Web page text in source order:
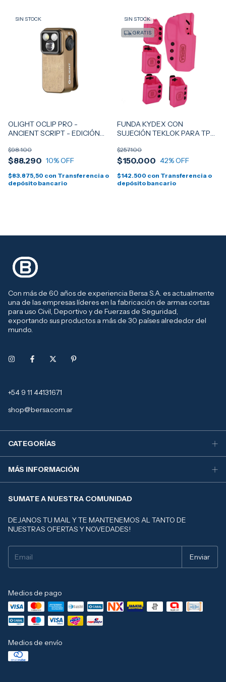
SIN STOCK
OLIGHT OCLIP PRO -
ANCIENT SCRIPT - EDICIÓN
$88.290
$98.100
10% OFF
$83.875,50 con Transferencia o
depósito bancario
SIN STOCK
GRATIS
FUNDA KYDEX CON
SUJECIÓN TEKLOK PARA TPR
TPR T - BUBBLE GUM PINK (
EDICIÓN LIMITADA )
$150.000
$257.100
42% OFF
$142.500 con Transferencia o
depósito bancario
Con más de 60 años de experiencia Bersa S.A. es actualmente
una de las empresas líderes en la fabricación de armas cortas
para uso Civil, Deportivo y de Fuerzas de Seguridad,
exportando sus productos a más de 30 países alrededor del
mundo.
+54 9 11 44131671
shop@bersa.com.ar
CATEGORÍAS
MÁS INFORMACIÓN
SUMATE A NUESTRA COMUNIDAD
DEJANOS TU MAIL Y TE MANTENEMOS AL TANTO DE
NUESTRAS OFERTAS Y NOVEDADES!
Medios de pago
Medios de envío